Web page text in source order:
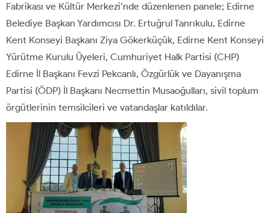
Fabrikası ve Kültür Merkezi’nde düzenlenen panele; Edirne
Belediye Başkan Yardımcısı Dr. Ertuğrul Tanrıkulu, Edirne
Kent Konseyi Başkanı Ziya Gökerküçük, Edirne Kent Konseyi
Yürütme Kurulu Üyeleri, Cumhuriyet Halk Partisi (CHP)
Edirne İl Başkanı Fevzi Pekcanlı, Özgürlük ve Dayanışma
Partisi (ÖDP) İl Başkanı Necmettin Musaoğulları, sivil toplum
örgütlerinin temsilcileri ve vatandaşlar katıldılar.